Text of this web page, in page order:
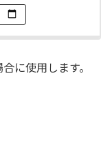
に使用します。